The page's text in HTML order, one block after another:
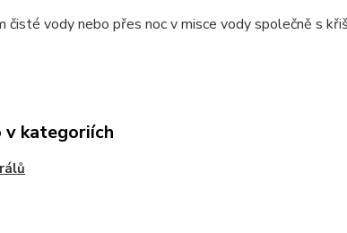
čisté vody nebo přes noc v misce vody společně s
v kategoriích